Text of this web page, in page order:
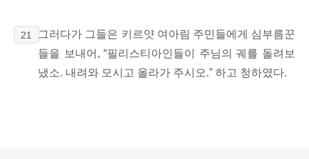
21
그러다가 그들은 키르얏 여아림 주민들에게 심부름꾼
들을 보내어, “필리스티아인들이 주님의 궤를 돌려보
냈소. 내려와 모시고 올라가 주시오.” 하고 청하였다.